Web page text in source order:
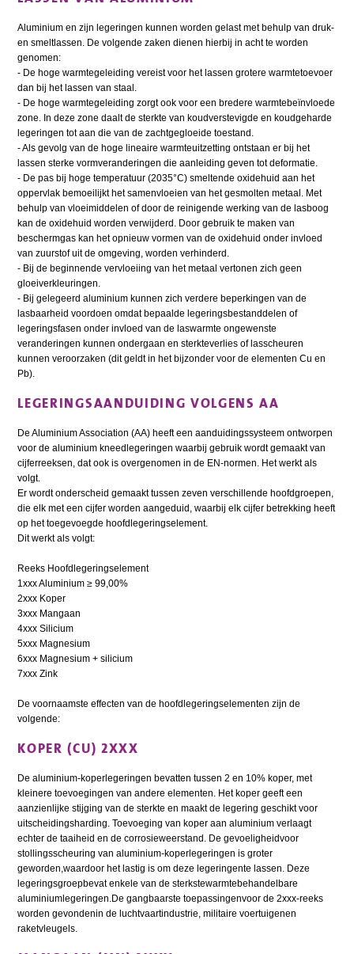
Aluminium en zijn legeringen kunnen worden gelast met behulp van druk-
en smeltlassen. De volgende zaken dienen hierbij in acht te worden
genomen:
- De hoge warmtegeleiding vereist voor het lassen grotere warmtetoevoer
dan bij het lassen van staal.
- De hoge warmtegeleiding zorgt ook voor een bredere warmtebeïnvloede
zone. In deze zone daalt de sterkte van koudverstevigde en koudgeharde
legeringen tot aan die van de zachtgegloeide toestand.
- Als gevolg van de hoge lineaire warmteuitzetting ontstaan er bij het
lassen sterke vormveranderingen die aanleiding geven tot deformatie.
- De pas bij hoge temperatuur (2035°C) smeltende oxidehuid aan het
oppervlak bemoeilijkt het samenvloeien van het gesmolten metaal. Met
behulp van vloeimiddelen of door de reinigende werking van de lasboog
kan de oxidehuid worden verwijderd. Door gebruik te maken van
beschermgas kan het opnieuw vormen van de oxidehuid onder invloed
van zuurstof uit de omgeving, worden verhinderd.
- Bij de beginnende vervloeiing van het metaal vertonen zich geen
gloeiverkleuringen.
- Bij gelegeerd aluminium kunnen zich verdere beperkingen van de
lasbaarheid voordoen omdat bepaalde legeringsbestanddelen of
legeringsfasen onder invloed van de laswarmte ongewenste
veranderingen kunnen ondergaan en sterkteverlies of lasscheuren
kunnen veroorzaken (dit geldt in het bijzonder voor de elementen Cu en
Pb).
LEGERINGSAANDUIDING VOLGENS AA
De Aluminium Association (AA) heeft een aanduidingssysteem ontworpen
voor de aluminium kneedlegeringen waarbij gebruik wordt gemaakt van
cijferreeksen, dat ook is overgenomen in de EN-normen. Het werkt als
volgt.
Er wordt onderscheid gemaakt tussen zeven verschillende hoofdgroepen,
die elk met een cijfer worden aangeduid, waarbij elk cijfer betrekking heeft
op het toegevoegde hoofdlegeringselement.
Dit werkt als volgt:
Reeks Hoofdlegeringselement
1xxx Aluminium ≥ 99,00%
2xxx Koper
3xxx Mangaan
4xxx Silicium
5xxx Magnesium
6xxx Magnesium + silicium
7xxx Zink
De voornaamste effecten van de hoofdlegeringselementen zijn de
volgende:
KOPER (CU) 2XXX
De aluminium-koperlegeringen bevatten tussen 2 en 10% koper, met
kleinere toevoegingen van andere elementen. Het koper geeft een
aanzienlijke stijging van de sterkte en maakt de legering geschikt voor
uitscheidingsharding. Toevoeging van koper aan aluminium verlaagt
echter de taaiheid en de corrosieweerstand. De gevoeligheidvoor
stollingsscheuring van aluminium-koperlegeringen is groter
geworden,waardoor het lastig is om deze legeringente lassen. Deze
legeringsgroepbevat enkele van de sterkstewarmtebehandelbare
aluminiumlegeringen.De gangbaarste toepassingenvoor de 2xxx-reeks
worden gevondenin de luchtvaartindustrie, militaire voertuigenen
raketvleugels.